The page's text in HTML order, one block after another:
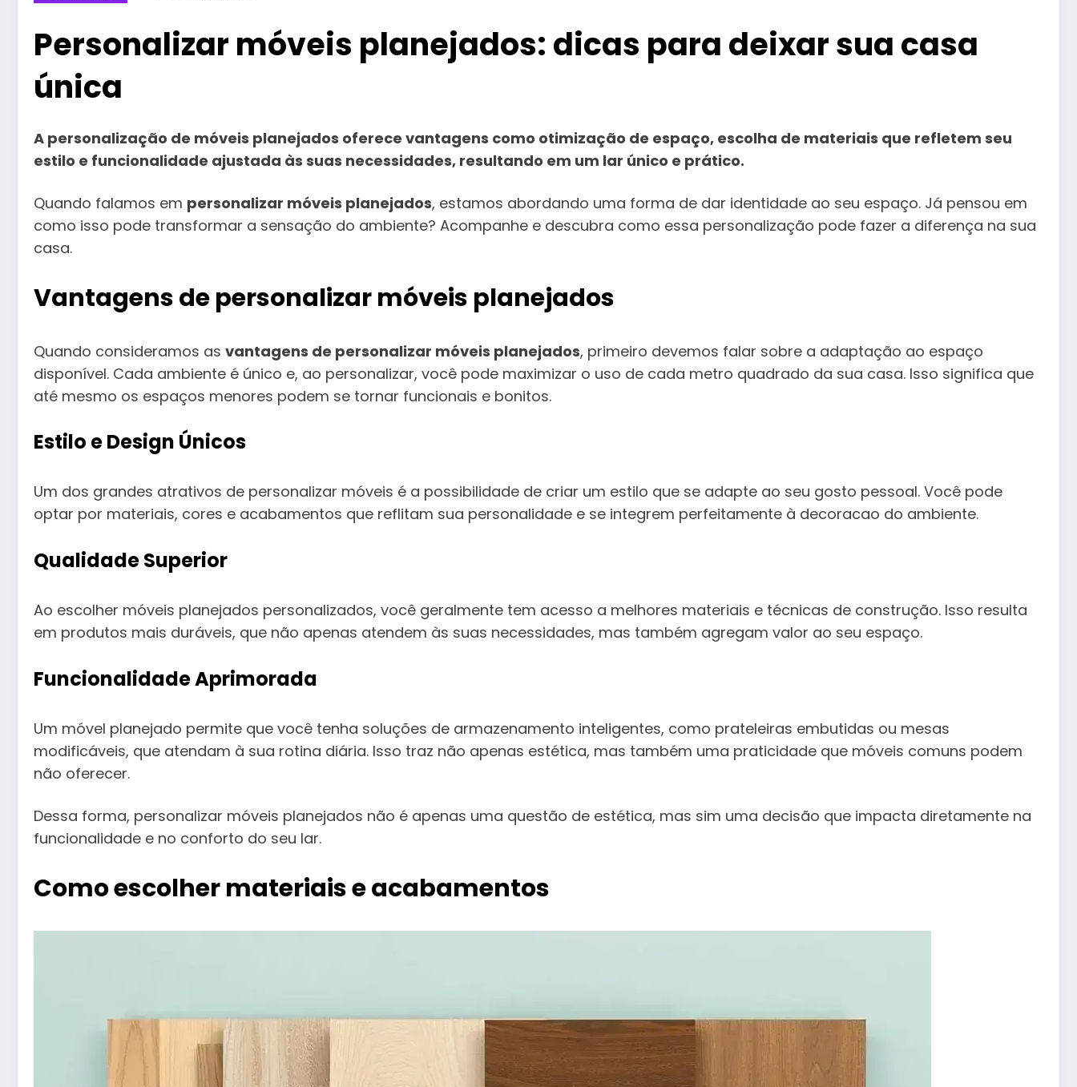
Personalizar móveis planejados: dicas para deixar sua casa
única
A personalização de móveis planejados oferece vantagens como otimização de espaço, escolha de materiais que refletem seu
estilo e funcionalidade ajustada às suas necessidades, resultando em um lar único e prático.
Quando falamos em personalizar móveis planejados, estamos abordando uma forma de dar identidade ao seu espaço. Já pensou em
como isso pode transformar a sensação do ambiente? Acompanhe e descubra como essa personalização pode fazer a diferença na sua
casa.
Vantagens de personalizar móveis planejados
Quando consideramos as vantagens de personalizar móveis planejados, primeiro devemos falar sobre a adaptação ao espaço
disponível. Cada ambiente é único e, ao personalizar, você pode maximizar o uso de cada metro quadrado da sua casa. Isso significa que
até mesmo os espaços menores podem se tornar funcionais e bonitos.
Estilo e Design Únicos
Um dos grandes atrativos de personalizar móveis é a possibilidade de criar um estilo que se adapte ao seu gosto pessoal. Você pode
optar por materiais, cores e acabamentos que reflitam sua personalidade e se integrem perfeitamente à decoracao do ambiente.
Qualidade Superior
Ao escolher móveis planejados personalizados, você geralmente tem acesso a melhores materiais e técnicas de construção. Isso resulta
em produtos mais duráveis, que não apenas atendem às suas necessidades, mas também agregam valor ao seu espaço.
Funcionalidade Aprimorada
Um móvel planejado permite que você tenha soluções de armazenamento inteligentes, como prateleiras embutidas ou mesas
modificáveis, que atendam à sua rotina diária. Isso traz não apenas estética, mas também uma praticidade que móveis comuns podem
não oferecer.
Dessa forma, personalizar móveis planejados não é apenas uma questão de estética, mas sim uma decisão que impacta diretamente na
funcionalidade e no conforto do seu lar.
Como escolher materiais e acabamentos